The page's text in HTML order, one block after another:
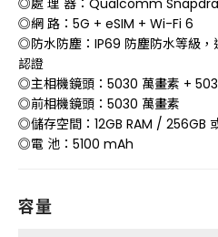
◎處 理 器：Qualcomm
◎網 路：5G + eSIM + Wi-Fi 6
◎防水防塵：IP69 防塵防水等級
認證
◎主相機鏡頭：5030 萬畫素 +
◎前相機鏡頭：5030 萬畫素
◎儲存空間：12GB RAM / 256GB
◎電 池：5100 mAh
容量